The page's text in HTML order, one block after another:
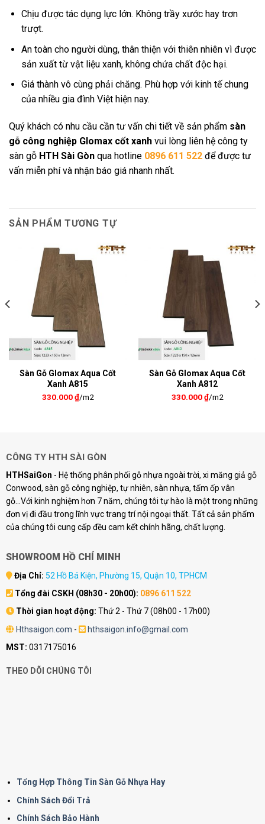
Chịu được tác dụng lực lớn. Không trầy xước hay trơn
trượt.
An toàn cho người dùng, thân thiện với thiên nhiên vì được
sản xuất từ vật liệu xanh, không chứa chất độc hại.
Giá thành vô cùng phải chăng. Phù hợp với kinh tế chung
của nhiều gia đình Việt hiện nay.
Quý khách có nhu cầu cần tư vấn chi tiết về sản phẩm sàn
gỗ công nghiệp Glomax cốt xanh vui lòng liên hệ công ty
sàn gỗ HTH Sài Gòn qua hotline 0896 611 522 để được tư
vấn miễn phí và nhận báo giá nhanh nhất.
SẢN PHẨM TƯƠNG TỰ
Sàn Gỗ Glomax Aqua Cốt
Xanh A815
330.000₫/m2
Sàn Gỗ Glomax Aqua Cốt
Xanh A812
330.000₫/m2
CÔNG TY HTH SÀI GÒN
HTHSaiGon - Hệ thống phân phối gỗ nhựa ngoài trời, xi măng giả gỗ
Conwood, sàn gỗ công nghiệp, tự nhiên, sàn nhựa, tấm ốp vân
gỗ...Với kinh nghiệm hơn 7 năm, chúng tôi tự hào là một trong những
đơn vị đi đầu trong lĩnh vực trang trí nội ngoại thất. Tất cả sản phẩm
của chúng tôi cung cấp đều cam kết chính hãng, chất lượng.
SHOWROOM HỒ CHÍ MINH
Địa Chỉ: 52 Hồ Bá Kiện, Phường 15, Quận 10, TPHCM
Tổng đài CSKH (08h30 - 20h00): 0896 611 522
Thời gian hoạt động: Thứ 2 - Thứ 7 (08h00 - 17h00)
Hthsaigon.com -
hthsaigon.info@gmail.com
MST: 0317175016
THEO DÕI CHÚNG TÔI
Tổng Hợp Thông Tin Sàn Gỗ Nhựa Hay
Chính Sách Đổi Trả
Chính Sách Bảo Hành